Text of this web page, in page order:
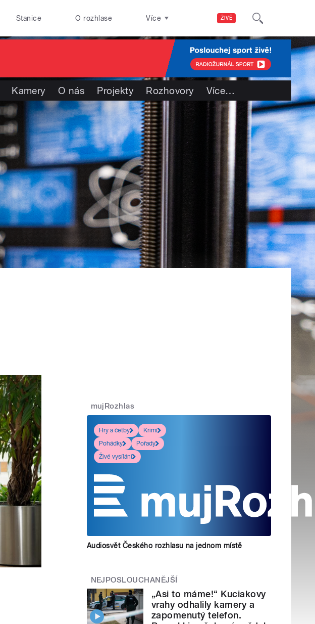
ŽIVĚ
Stanice O rozhlase Více
Kamery O nás Projekty Rozhovory Více…
mujRozhlas
Hry a četby
Krimi
Pohádky
Pořady
Živé vysílání
Audiosvět Českého rozhlasu na jednom místě
NEJPOSLOUCHANĚJŠÍ
„Asi to máme!“ Kuciakovy
vrahy odhalily kamery a
zapomenutý telefon.